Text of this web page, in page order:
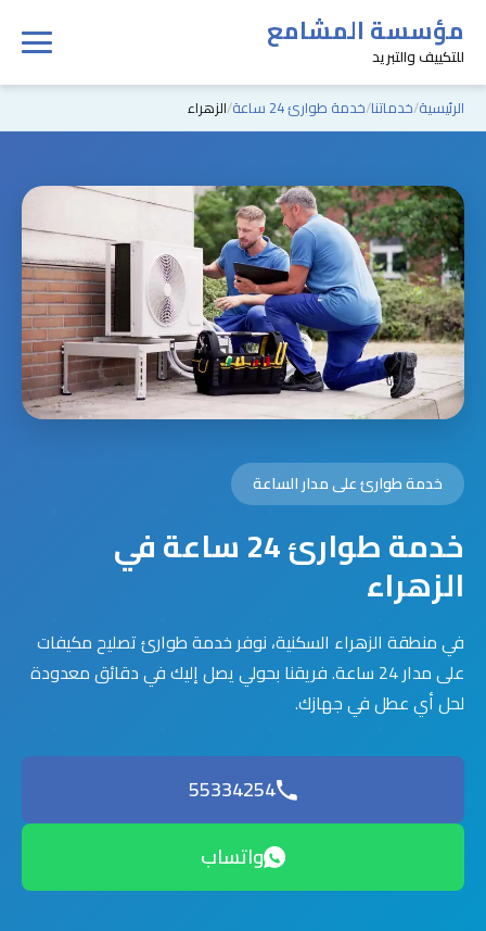
مؤسسة المشامع
للتكييف والتبريد
الرئيسية خدماتنا خدمة طوارئ 24 ساعة الزهراء
خدمة طوارئ على مدار الساعة
خدمة طوارئ 24 ساعة في
الزهراء
في منطقة الزهراء السكنية، نوفر خدمة طوارئ تصليح مكيفات
على مدار 24 ساعة. فريقنا بحولي يصل إليك في دقائق معدودة
لحل أي عطل في جهازك.
55334254
واتساب